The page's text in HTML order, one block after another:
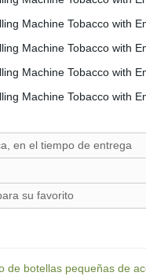
en el tiempo de entrega
su favorito
de botellas pequeñas de